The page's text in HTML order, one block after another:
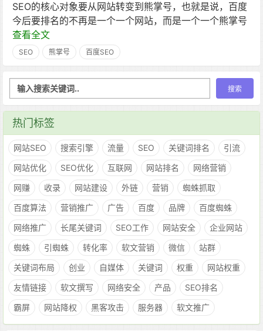
SEO的核心对象要从网站转变到熊掌号，也就是说，百度
今后要排名的不再是一个一个网站，而是一个一个熊掌号
查看全文
SEO 熊掌号 百度SEO
热门标签
网站SEO 搜索引擎 流量 SEO 关键词排名
引流
网站优化
SEO优化 互联网 网站排名
网络营销
网赚
收录 网站建设 外链 营销
蜘蛛抓取
百度算法
营销推广 广告 百度 品牌
百度蜘蛛
网络推广
长尾关键词 SEO工作 网站安全
企业网站
蜘蛛
引蜘蛛 转化率 软文营销 微信
站群
关键词布局
创业 自媒体 关键词 权重
网站权重
友情链接
软文撰写 网络安全 产品
SEO排名
霸屏
网站降权 黑客攻击 服务器 软文推广